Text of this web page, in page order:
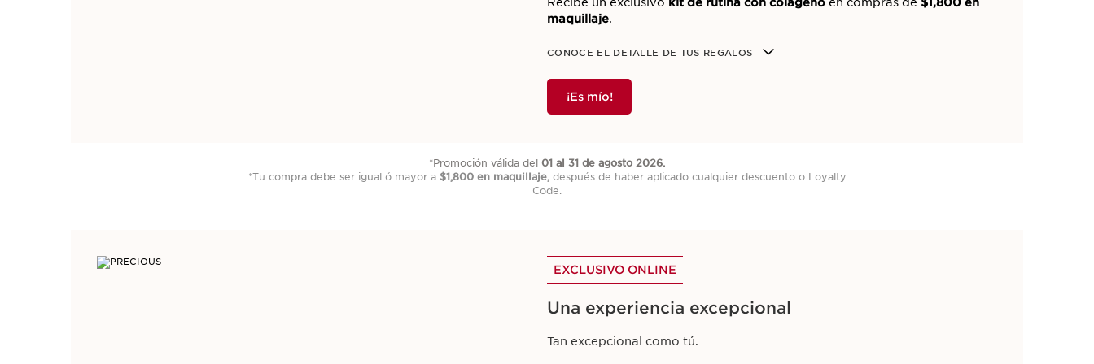
maquillaje.
CONOCE EL DETALLE DE TUS REGALOS
¡Es mío!
*Promoción válida del 01 al 31 de agosto 2026.
*Tu compra debe ser igual ó mayor a$1,800 en maquillaje,después de haber aplicado cualquier descuento o Loyalty
Code.
EXCLUSIVO ONLINE
Una experiencia excepcional
Tan excepcional como tú.
seleccionados
El complemento perfecto para tu rutina de
maquillaje